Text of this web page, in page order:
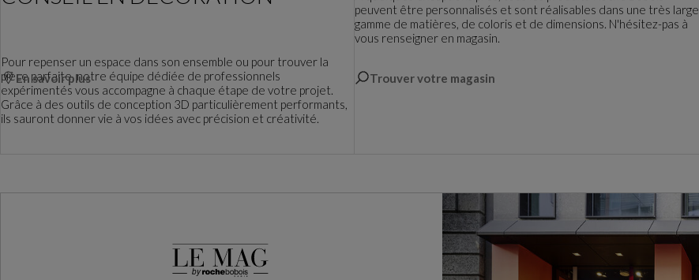
Pour repenser un espace dans son ensemble ou pour trouver la
pièce parfaite, notre équipe dédiée de professionnels
expérimentés vous accompagne à chaque étape de votre projet.
Grâce à des outils de conception 3D particulièrement performants,
ils sauront donner vie à vos idées avec précision et créativité.
En savoir plus
peuvent être personnalisés et sont réalisables dans une très large
gamme de matières, de coloris et de dimensions. N'hésitez-pas à
vous renseigner en magasin.
Trouver votre magasin